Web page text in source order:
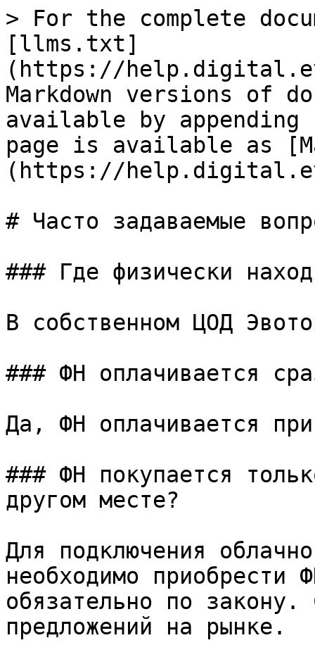
> For the complete
[llms.txt]
(https://
Markdown versions of
available by
page is available as
(https://
# Часто задаваемые
### Где физически
В собственном ЦОД
### ФН оплачивается
Да, ФН оплачивается
### ФН покупается
другом месте?
Для подключения
необходимо приобрести
обязательно по закону.
предложений на рынке.